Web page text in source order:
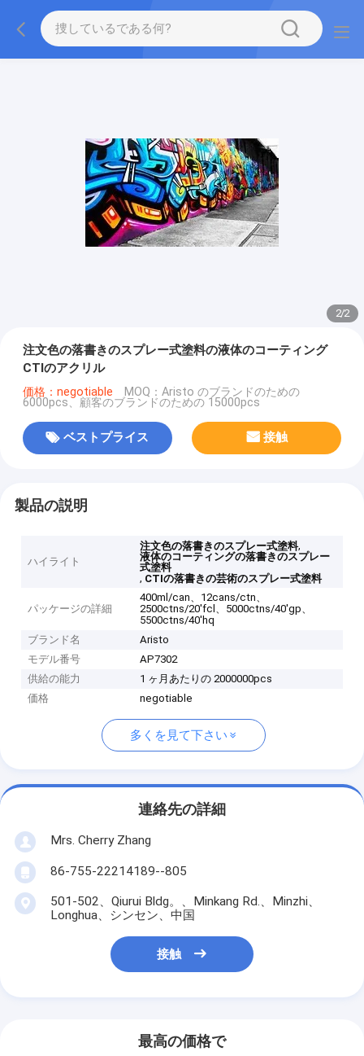
2/2
注文色の落書きのスプレー式塗料の液体のコーティング
CTIのアクリル
価格：negotiable MOQ：Aristo のブランドのための
6000pcs、顧客のブランドのための 15000pcs
ベストプライス 接触
製品の説明
ハイライト
注文色の落書きのスプレー式塗料,
液体のコーティングの落書きのスプレー
式塗料
, CTIの落書きの芸術のスプレー式塗料
パッケージの詳細
400ml/can、12cans/ctn、
2500ctns/20'fcl、5000ctns/40'gp、
5500ctns/40'hq
ブランド名
Aristo
モデル番号
AP7302
供給の能力
1 ヶ月あたりの 2000000pcs
価格
negotiable
多くを見て下さい
連絡先の詳細
Mrs. Cherry Zhang
86-755-22214189--805
501-502、Qiurui Bldg。、Minkang Rd.、Minzhi、
Longhua、シンセン、中国
接触
最高の価格で